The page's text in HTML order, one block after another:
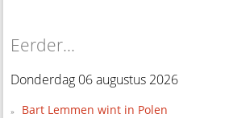
Eerder...
Donderdag 06 augustus 2026
Bart Lemmen wint in Polen